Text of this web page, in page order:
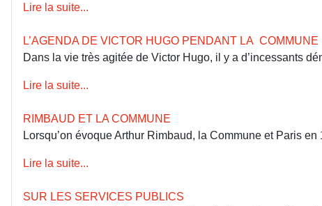
Lire la suite...
L’AGENDA DE VICTOR HUGO PENDANT LA COMMUNE
Dans la vie très agitée de Victor Hugo, il y a d’incessants
Lire la suite...
RIMBAUD ET LA COMMUNE
Lorsqu’on évoque Arthur Rimbaud, la Commune et Paris
Lire la suite...
SUR LES SERVICES PUBLICS